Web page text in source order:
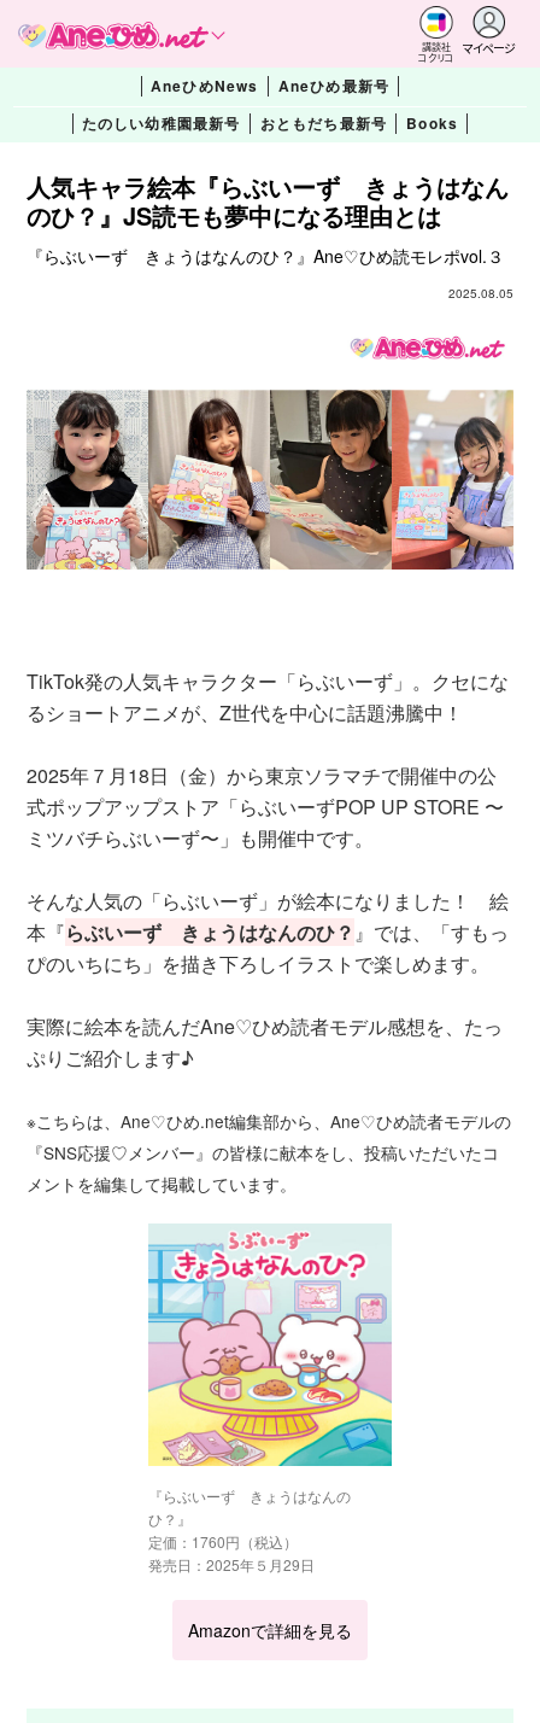
講談社
コクリコ
マイページ
AneひめNews
Aneひめ最新号
たのしい幼稚園最新号
おともだち最新号 Books
人気キャラ絵本『らぶいーず きょうはなん
のひ？』JS読モも夢中になる理由とは
『らぶいーず きょうはなんのひ？』Ane♡ひめ読モレポvol.３
2025.08.05
TikTok発の人気キャラクター「らぶいーず」。クセにな
るショートアニメが、Z世代を中心に話題沸騰中！
2025年７月18日（金）から東京ソラマチで開催中の公
式ポップアップストア「らぶいーずPOP UP STORE 〜
ミツバチらぶいーず〜」も開催中です。
そんな人気の「らぶいーず」が絵本になりました！ 絵
本『らぶいーず きょうはなんのひ？ 』では、「すもっ
ぴのいちにち」を描き下ろしイラストで楽しめます。
実際に絵本を読んだAne♡ひめ読者モデル感想を、たっ
ぷりご紹介します♪
※こちらは、Ane♡ひめ.net編集部から、Ane♡ひめ読者モデルの
『SNS応援♡メンバー』の皆様に献本をし、投稿いただいたコ
メントを編集して掲載しています。
『らぶいーず きょうはなんの
ひ？』
定価：1760円（税込）
発売日：2025年５月29日
Amazonで詳細を見る